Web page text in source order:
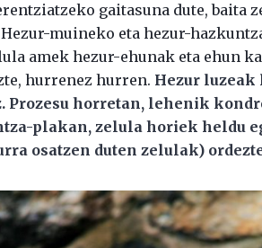
gaitasuna dute, baita
Hezur-muineko eta hezur-
amek hezur-ehunak eta ehun
hurrenez hurren. Hezur luzeak
Prozesu horretan, lehenik
plakan, zelula horiek heldu
osatzen duten zelulak)